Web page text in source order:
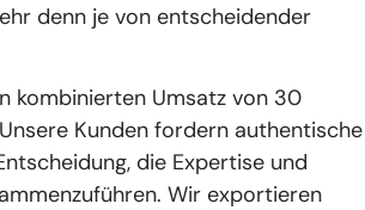
denn je von entscheidender
kombinierten Umsatz von 30
Kunden fordern authentische
die Expertise und
Wir exportieren